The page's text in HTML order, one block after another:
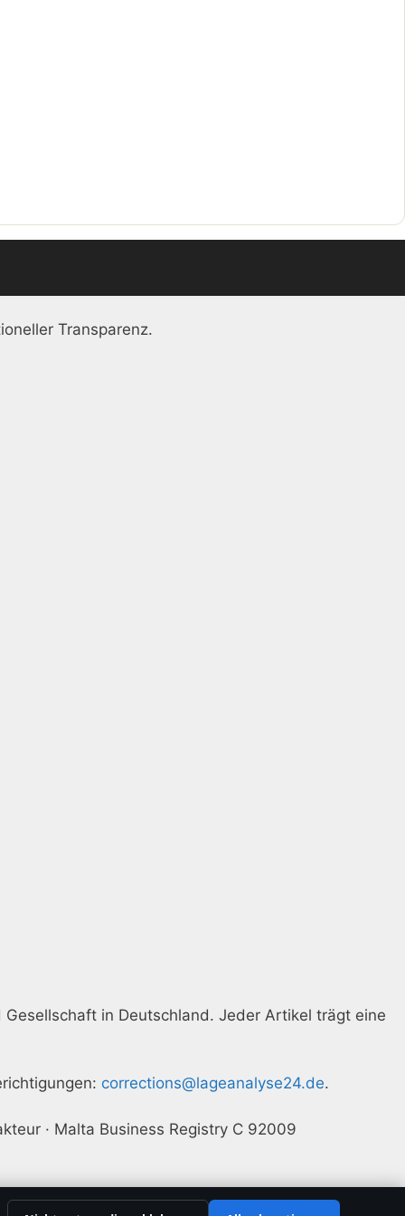
Transparenz.
in Deutschland. Jeder Artikel trägt eine
corrections@lageanalyse24.de.
· Malta Business Registry C 92009